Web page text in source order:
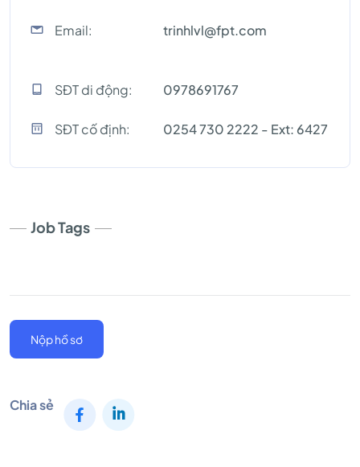
Email: trinhlvl@fpt.com
SĐT di động: 0978691767
SĐT cố định: 0254 730 2222 - Ext: 6427
Job Tags
Nộp hồ sơ
Chia sẻ